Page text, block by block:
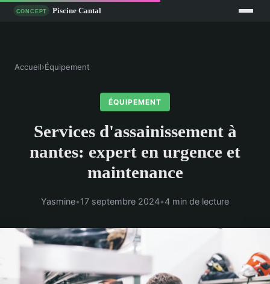
Accueil›Équipement
ÉQUIPEMENT
Services d'assainissement à
nantes: expert en urgence et
maintenance
Yasmine•17 septembre 2024•4 min de lecture